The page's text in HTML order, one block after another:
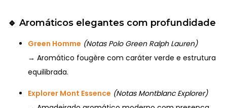
🔹 Aromáticos elegantes com profundidade
Green Homme (Notas Polo Green Ralph Lauren)
→ Aromático fougère com caráter verde e estrutura
equilibrada.
Explorer Mont Essence (Notas Montblanc Explorer)